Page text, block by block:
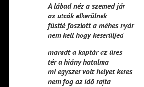
A lábad néz a szemed jár
az utcák elkerülnek
füstté foszlott a méhes nyár
nem kell hogy keserüljed
maradt a kaptár az üres
tér a hiány hatalma
mi egyszer volt helyet keres
nem fog az idő rajta